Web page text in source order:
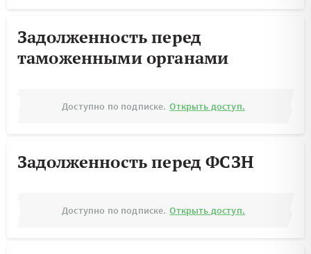
Задолженность перед
таможенными органами
Доступно по подписке. Открыть доступ.
Задолженность перед ФСЗН
Доступно по подписке. Открыть доступ.